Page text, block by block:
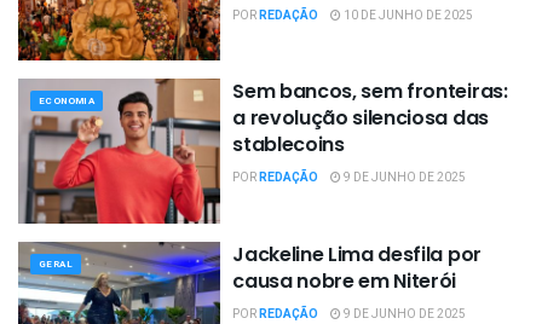
PORREDAÇÃO 10 DE JUNHO DE 2025
ECONOMIA
Sem bancos, sem fronteiras:
a revolução silenciosa das
stablecoins
PORREDAÇÃO 9 DE JUNHO DE 2025
GERAL
Jackeline Lima desfila por
causa nobre em Niterói
PORREDAÇÃO 9 DE JUNHO DE 2025